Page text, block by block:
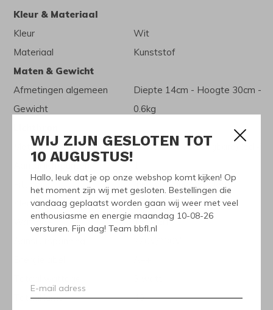
WIJ ZIJN GESLOTEN TOT
10 AUGUSTUS!
Hallo, leuk dat je op onze webshop komt kijken! Op
het moment zijn wij met gesloten. Bestellingen die
vandaag geplaatst worden gaan wij weer met veel
enthousiasme en energie maandag 10-08-26
versturen. Fijn dag! Team bbfl.nl
Kleur & Materiaal
Kleur
Wit
Materiaal
Kunststof
Maten & Gewicht
Afmetingen algemeen
Diepte 14cm - Hoogte 30cm -
Gewicht
0.6kg
Met lichtbron
Ja, incl.(niet vervangbare) led 4V
Aantal lichtpunten
Fitting
(niet vervangbare) led
Kleur lichtbron
Warm wit
Wattage
1.5 watt
Totaal lumen
40